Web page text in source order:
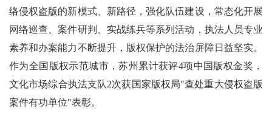
络侵权盗版的新模式、新路径，强化队伍建设，常态化开展
网络巡查、案件研判、实战练兵等系列活动，执法人员专业
素养和办案能力不断提升，版权保护的法治屏障日益坚实。
作为全国版权示范城市，苏州累计获评4项中国版权金奖，
文化市场综合执法支队2次获国家版权局"查处重大侵权盗版
案件有功单位"表彰。